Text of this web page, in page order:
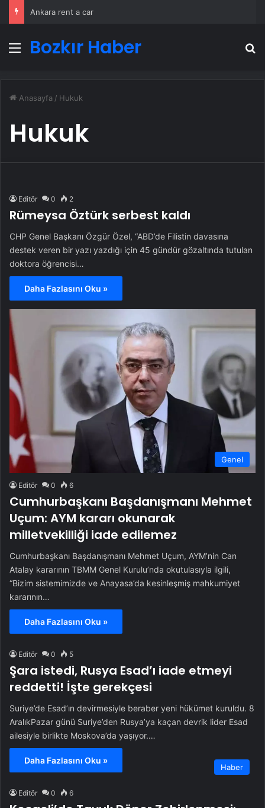
Ankara rent a car
Menü
Bozkır Haber
Anasayfa / Hukuk
Hukuk
Editör 0 2
Rümeysa Öztürk serbest kaldı
CHP Genel Başkanı Özgür Özel, “ABD’de Filistin davasına
destek veren bir yazı yazdığı için 45 gündür gözaltında tutulan
doktora öğrencisi…
Daha Fazlasını Oku »
Genel
Editör 0 6
Cumhurbaşkanı Başdanışmanı Mehmet
Uçum: AYM kararı okunarak
milletvekilliği iade edilemez
Cumhurbaşkanı Başdanışmanı Mehmet Uçum, AYM’nin Can
Atalay kararının TBMM Genel Kurulu’nda okutulasıyla ilgili,
“Bizim sistemimizde ve Anayasa’da kesinleşmiş mahkumiyet
kararının…
Daha Fazlasını Oku »
Editör 0 5
Şara istedi, Rusya Esad’ı iade etmeyi
reddetti! İşte gerekçesi
Suriye’de Esad’ın devirmesiyle beraber yeni hükümet kuruldu. 8
AralıkPazar günü Suriye’den Rusya’ya kaçan devrik lider Esad
ailesiyle birlikte Moskova’da yaşıyor.…
Daha Fazlasını Oku »
Haber
Editör 0 6